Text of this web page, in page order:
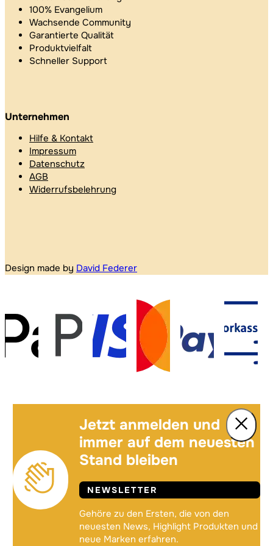
100% Evangelium
Wachsende Community
Garantierte Qualität
Produktvielfalt
Schneller Support
Unternehmen
Hilfe & Kontakt
Impressum
Datenschutz
AGB
Widerrufsbelehrung
Design made by David Federer
Jetzt anmelden und
immer auf dem neuesten
Stand bleiben
NEWSLETTER
Gehöre zu den Ersten, die von den
neuesten News, Highlight Produkten und
neue Marken erfahren.